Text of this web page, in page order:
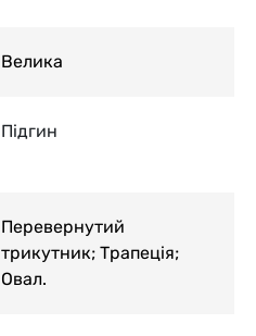
Велика
Підгин
Перевернутий
трикутник; Трапеція;
Овал.